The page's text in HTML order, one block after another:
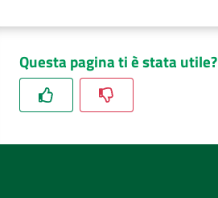
Servizi
Luoghi di
cura
AUSL
Questa pagina ti è stata utile?